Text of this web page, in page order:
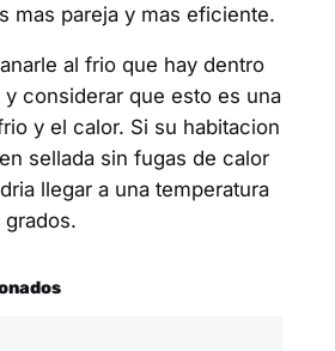
mas pareja y mas eficiente.
al frio que hay dentro
considerar que esto es una
y el calor. Si su habitacion
sellada sin fugas de calor
llegar a una temperatura
grados.